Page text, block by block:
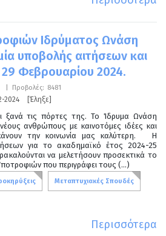
Ιδρύματος Ωνάση
υποβολής αιτήσεων και
29 Φεβρουαρίου 2024.
Προβολές: 8481
2024 [Έληξε]
ξανά τις πόρτες της. Το Ίδρυμα Ωνάση
ανθρώπους με καινοτόμες ιδέες και
την κοινωνία μας καλύτερη. Η
για το ακαδημαϊκό έτος 2024-25
να μελετήσουν προσεκτικά το
που περιγράφει τους (...)
Μεταπτυχιακές Σπουδές
Περισσότερα